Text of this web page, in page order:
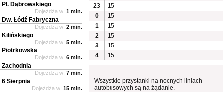
23
15
0
15
1
15
2
15
3
15
4
15
Wszystkie przystanki na nocnych liniach
autobusowych są na żądanie.
Pl. Dąbrowskiego
Dojeżdża w: 1 min.
Dw. Łódź Fabryczna
Dojeżdża w: 2 min.
Kilińskiego
Dojeżdża w: 5 min.
Piotrkowska
Dojeżdża w: 6 min.
Zachodnia
Dojeżdża w: 7 min.
6 Sierpnia
Dojeżdża w: 15 min.